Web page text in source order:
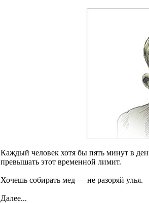
Каждый человек хотя бы пять минут в
превышать этот временной лимит.
Хочешь собирать мед — не разоряй улья.
Далее...